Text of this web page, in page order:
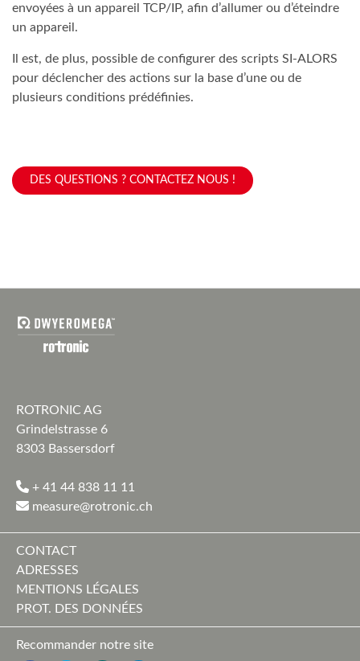
envoyées à un appareil TCP/IP, afin d’allumer ou d’éteindre
un appareil.
Il est, de plus, possible de configurer des scripts SI-ALORS
pour déclencher des actions sur la base d’une ou de
plusieurs conditions prédéfinies.
DES QUESTIONS ? CONTACTEZ NOUS !
ROTRONIC AG
Grindelstrasse 6
8303 Bassersdorf
+ 41 44 838 11 11
measure@rotronic.ch
CONTACT
ADRESSES
MENTIONS LÉGALES
PROT. DES DONNÉES
Recommander notre site